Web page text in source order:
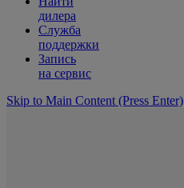
дилера
Служба
поддержки
Запись
на сервис
Skip to Main Content (Press Enter)